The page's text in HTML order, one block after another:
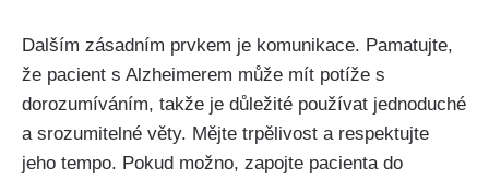
Dalším zásadním prvkem je komunikace. Pamatujte,
že pacient s Alzheimerem může mít potíže s
dorozumíváním, takže je důležité používat jednoduché
a srozumitelné věty. Mějte trpělivost a respektujte
jeho tempo. Pokud možno, zapojte pacienta do